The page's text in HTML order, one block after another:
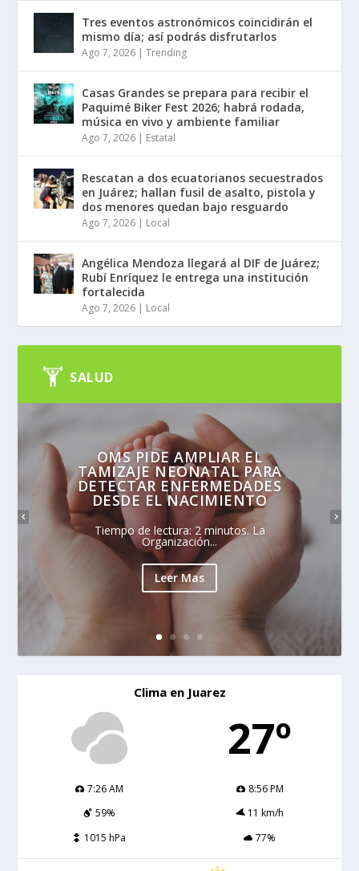
Tres eventos astronómicos coincidirán el
mismo día; así podrás disfrutarlos
Ago 7, 2026 |Trending
Casas Grandes se prepara para recibir el
Paquimé Biker Fest 2026; habrá rodada,
música en vivo y ambiente familiar
Ago 7, 2026 | Estatal
Rescatan a dos ecuatorianos secuestrados
en Juárez; hallan fusil de asalto, pistola y
dos menores quedan bajo resguardo
Ago 7, 2026 | Local
Angélica Mendoza llegará al DIF de Juárez;
Rubí Enríquez le entrega una institución
fortalecida
Ago 7, 2026 | Local
SALUD
OMS PIDE AMPLIAR EL
TAMIZAJE NEONATAL PARA
DETECTAR ENFERMEDADES
DESDE EL NACIMIENTO
Tiempo de lectura: 2 minutos. La
Organización...
Leer Mas
Clima en Juarez
27º
7:26 AM
8:56 PM
59%
11 km/h
1015 hPa
77%